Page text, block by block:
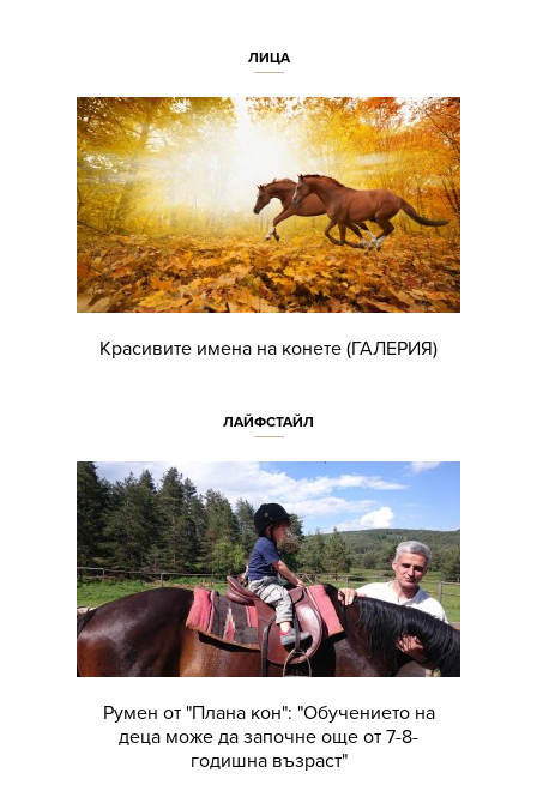
ЛИЦА
Красивите имена на конете (ГАЛЕРИЯ)
ЛАЙФСТАЙЛ
Румен от "Плана кон": "Обучението на
деца може да започне още от 7-8-
годишна възраст"